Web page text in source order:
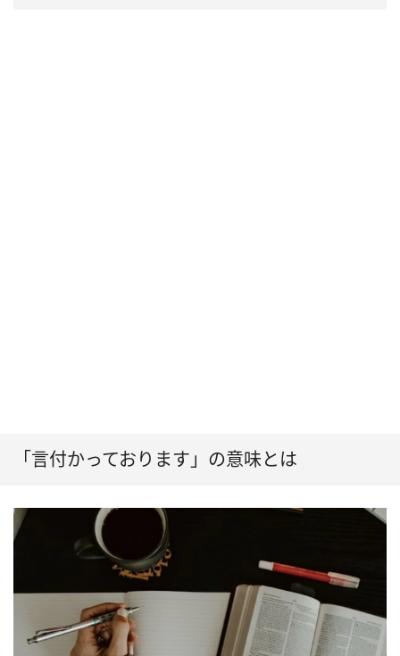
「言付かっております」の意味とは